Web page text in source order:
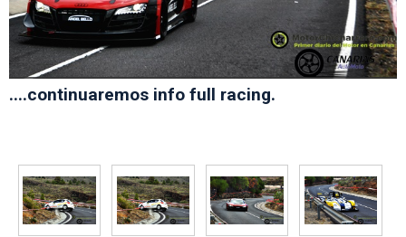
....continuaremos info full racing.